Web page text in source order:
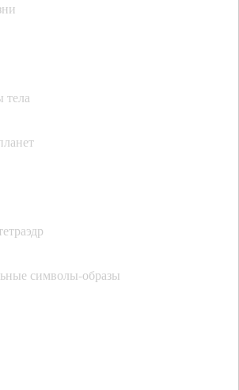
тела
символы-образы